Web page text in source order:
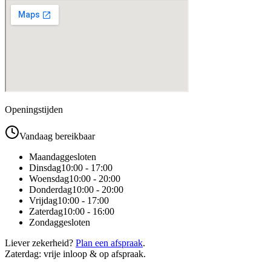
Openingstijden
Vandaag bereikbaar
Maandaggesloten
Dinsdag10:00 - 17:00
Woensdag10:00 - 20:00
Donderdag10:00 - 20:00
Vrijdag10:00 - 17:00
Zaterdag10:00 - 16:00
Zondaggesloten
Liever zekerheid? Plan een afspraak.
Zaterdag: vrije inloop & op afspraak.